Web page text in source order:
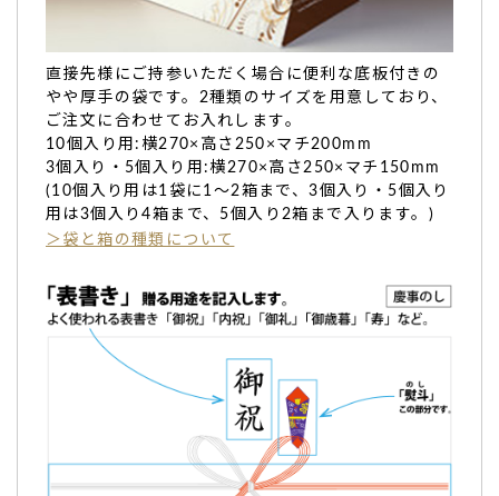
職場の周年記念。甘さも程よく生地もふわふわで
美味しいどら焼きで評判が良く
に配りました。
甘さも程よく生地もふわふわで美味しいどら焼きで評判が良
また利用したいと思いました。
パッケージも素敵で良い記念になりました。
ご購入頂いた商品：
創立・設立・周年 記念 オリジナルどら
焼き「もじどら」(5個入り)
直接先様にご持参いただく場合に便利な底板付きの
やや厚手の袋です。2種類のサイズを用意しており、
ご注文に合わせてお入れします。
10個入り用:横270×高さ250×マチ200mm
3個入り・5個入り用:横270×高さ250×マチ150mm
(10個入り用は1袋に1～2箱まで、3個入り・5個入り
用は3個入り4箱まで、5個入り2箱まで入ります。)
＞袋と箱の種類について